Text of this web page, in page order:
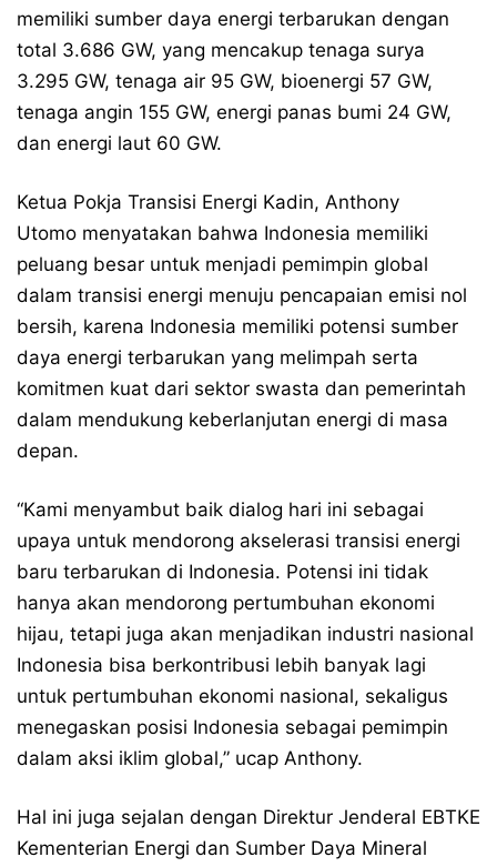
memiliki sumber daya energi terbarukan dengan
total 3.686 GW, yang mencakup tenaga surya
3.295 GW, tenaga air 95 GW, bioenergi 57 GW,
tenaga angin 155 GW, energi panas bumi 24 GW,
dan energi laut 60 GW.
Ketua Pokja Transisi Energi Kadin, Anthony
Utomo menyatakan bahwa Indonesia memiliki
peluang besar untuk menjadi pemimpin global
dalam transisi energi menuju pencapaian emisi nol
bersih, karena Indonesia memiliki potensi sumber
daya energi terbarukan yang melimpah serta
komitmen kuat dari sektor swasta dan pemerintah
dalam mendukung keberlanjutan energi di masa
depan.
“Kami menyambut baik dialog hari ini sebagai
upaya untuk mendorong akselerasi transisi energi
baru terbarukan di Indonesia. Potensi ini tidak
hanya akan mendorong pertumbuhan ekonomi
hijau, tetapi juga akan menjadikan industri nasional
Indonesia bisa berkontribusi lebih banyak lagi
untuk pertumbuhan ekonomi nasional, sekaligus
menegaskan posisi Indonesia sebagai pemimpin
dalam aksi iklim global,” ucap Anthony.
Hal ini juga sejalan dengan Direktur Jenderal EBTKE
Kementerian Energi dan Sumber Daya Mineral